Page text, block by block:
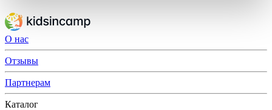
О нас
Отзывы
Партнерам
Каталог